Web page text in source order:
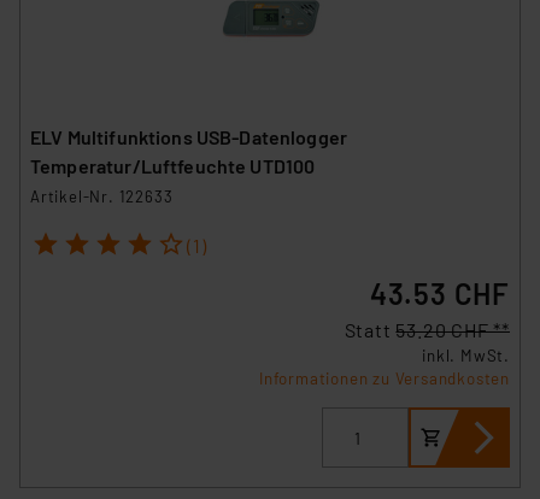
ELV Multifunktions USB-Datenlogger
Temperatur/Luftfeuchte UTD100
Artikel-Nr. 122633
1 2 3 4 5 (1)
43.53 CHF
Statt53.20 CHF **
inkl. MwSt.
Informationen zu Versandkosten